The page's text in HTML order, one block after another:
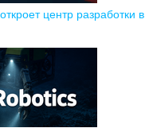
центр разработки в